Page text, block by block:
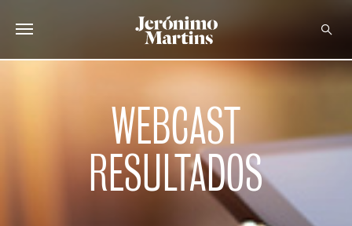
SUSTENTABILIDADEWEBCAST
RESULTADOS